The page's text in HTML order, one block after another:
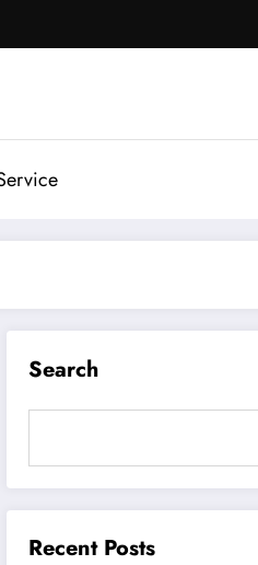
Search
Recent Posts